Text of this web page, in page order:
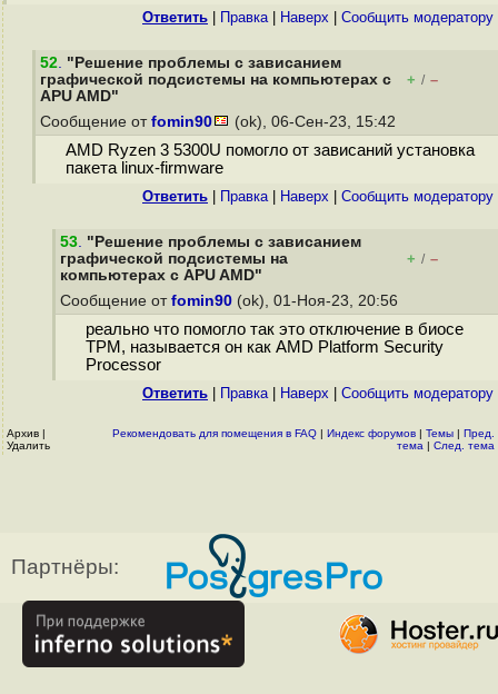
Ответить Правка| Наверх Cообщить модератору
52. "Решение проблемы с зависанием
графической подсистемы на компьютерах с
APU AMD"
+ / –
Сообщение от fomin90 (ok), 06-Сен-23, 15:42
AMD Ryzen 3 5300U помогло от зависаний установка
пакета linux-firmware
Ответить Правка| Наверх Cообщить модератору
53. "Решение проблемы с зависанием
графической подсистемы на
компьютерах с APU AMD"
+ / –
Сообщение от fomin90 (ok), 01-Ноя-23, 20:56
реально что помогло так это отключение в биосе
TPM, называется он как AMD Platform Security
Processor
Ответить Правка| Наверх Cообщить модератору
Архив |
Удалить
Рекомендовать для помещения в FAQ | Индекс форумов | Темы | Пред.
тема | След. тема
Партнёры: